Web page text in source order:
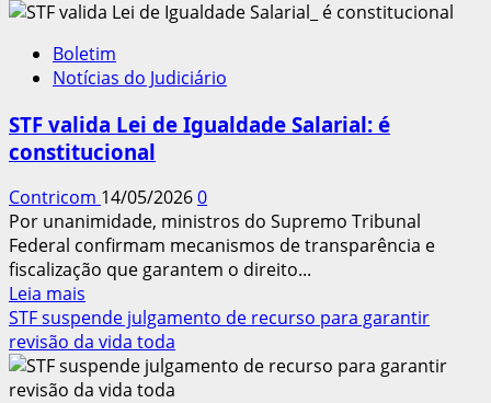
sobre
geral:
desmonte
direitos
do
Boletim
Notícias do Judiciário
STF valida Lei de Igualdade Salarial: é
constitucional
Contricom 14/05/20260
Por unanimidade, ministros do Supremo Tribunal
Federal confirmam mecanismos de transparência e
fiscalização que garantem o direito...
Leia mais
mais
sobre
STF
valida
STF suspende julgamento de recurso para garantir
revisão da vida toda